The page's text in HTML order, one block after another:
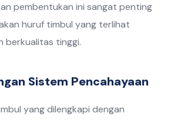
pembentukan ini sangat penting
huruf timbul yang terlihat
berkualitas tinggi.
Sistem Pencahayaan
yang dilengkapi dengan